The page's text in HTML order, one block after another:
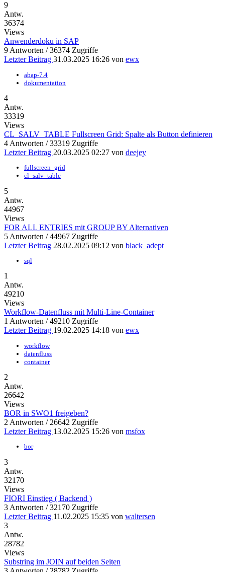
9
Antw.
36374
Views
Anwenderdoku in SAP
9 Antworten / 36374 Zugriffe
Letzter Beitrag 31.03.2025 16:26 von ewx
abap-7.4
dokumentation
4
Antw.
33319
Views
CL_SALV_TABLE Fullscreen Grid: Spalte als Button definieren
4 Antworten / 33319 Zugriffe
Letzter Beitrag 20.03.2025 02:27 von deejey
fullscreen_grid
cl_salv_table
5
Antw.
44967
Views
FOR ALL ENTRIES mit GROUP BY Alternativen
5 Antworten / 44967 Zugriffe
Letzter Beitrag 28.02.2025 09:12 von black_adept
sql
1
Antw.
49210
Views
Workflow-Datenfluss mit Multi-Line-Container
1 Antworten / 49210 Zugriffe
Letzter Beitrag 19.02.2025 14:18 von ewx
workflow
datenfluss
container
2
Antw.
26642
Views
BOR in SWO1 freigeben?
2 Antworten / 26642 Zugriffe
Letzter Beitrag 13.02.2025 15:26 von msfox
bor
3
Antw.
32170
Views
FIORI Einstieg ( Backend )
3 Antworten / 32170 Zugriffe
Letzter Beitrag 11.02.2025 15:35 von waltersen
3
Antw.
28782
Views
Substring im JOIN auf beiden Seiten